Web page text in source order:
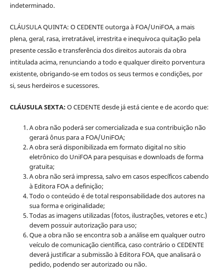
indeterminado.
CLÁUSULA QUINTA: O CEDENTE outorga à FOA/UniFOA, a mais
plena, geral, rasa, irretratável, irrestrita e inequívoca quitação pela
presente cessão e transferência dos direitos autorais da obra
intitulada acima, renunciando a todo e qualquer direito porventura
existente, obrigando-se em todos os seus termos e condições, por
si, seus herdeiros e sucessores.
CLÁUSULA SEXTA:O CEDENTE desde já está ciente e de acordo que:
A obra não poderá ser comercializada e sua contribuição não
gerará ônus para a FOA/UniFOA;
A obra será disponibilizada em formato digital no sítio
eletrônico do UniFOA para pesquisas e downloads de forma
gratuita;
A obra não será impressa, salvo em casos específicos cabendo
à Editora FOA a definição;
Todo o conteúdo é de total responsabilidade dos autores na
sua forma e originalidade;
Todas as imagens utilizadas (fotos, ilustrações, vetores e etc.)
devem possuir autorização para uso;
Que a obra não se encontra sob a análise em qualquer outro
veículo de comunicação científica, caso contrário o CEDENTE
deverá justificar a submissão à Editora FOA, que analisará o
pedido, podendo ser autorizado ou não.